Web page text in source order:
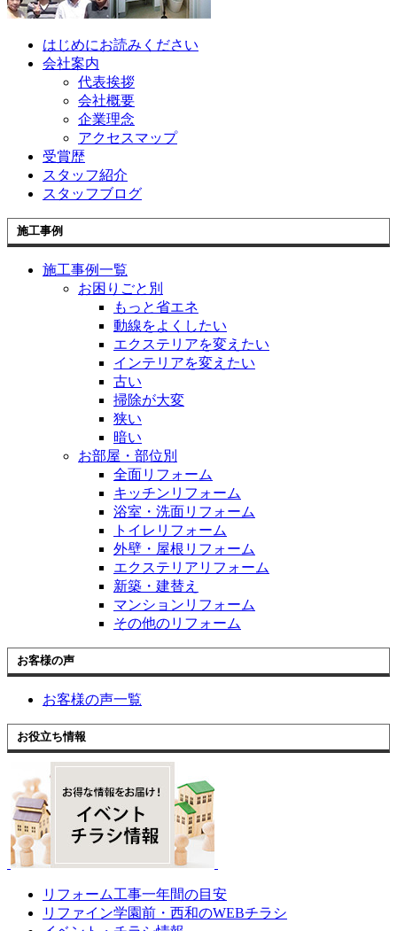
はじめにお読みください
会社案内
代表挨拶
会社概要
企業理念
アクセスマップ
受賞歴
スタッフ紹介
スタッフブログ
施工事例
施工事例一覧
お困りごと別
もっと省エネ
動線をよくしたい
エクステリアを変えたい
インテリアを変えたい
古い
掃除が大変
狭い
暗い
お部屋・部位別
全面リフォーム
キッチンリフォーム
浴室・洗面リフォーム
トイレリフォーム
外壁・屋根リフォーム
エクステリアリフォーム
新築・建替え
マンションリフォーム
その他のリフォーム
お客様の声
お客様の声一覧
お役立ち情報
リフォーム工事一年間の目安
リファイン学園前・西和のWEBチラシ